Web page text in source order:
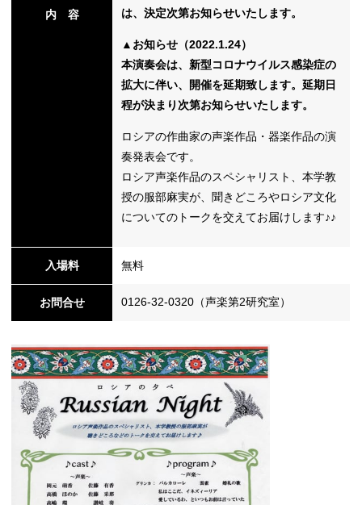
内 容
は、決定次第お知らせいたします。
▲お知らせ（2022.1.24）
本演奏会は、新型コロナウイルス感染症の
拡大に伴い、開催を延期致します。延期日
程が決まり次第お知らせいたします。
ロシアの作曲家の声楽作品・器楽作品の演
奏発表会です。
ロシア声楽作品のスペシャリスト、本学教
授の服部麻実が、聞きどころやロシア文化
についてのトークを交えてお届けします♪♪
入場料 無料
お問合せ 0126-32-0320（声楽第2研究室）